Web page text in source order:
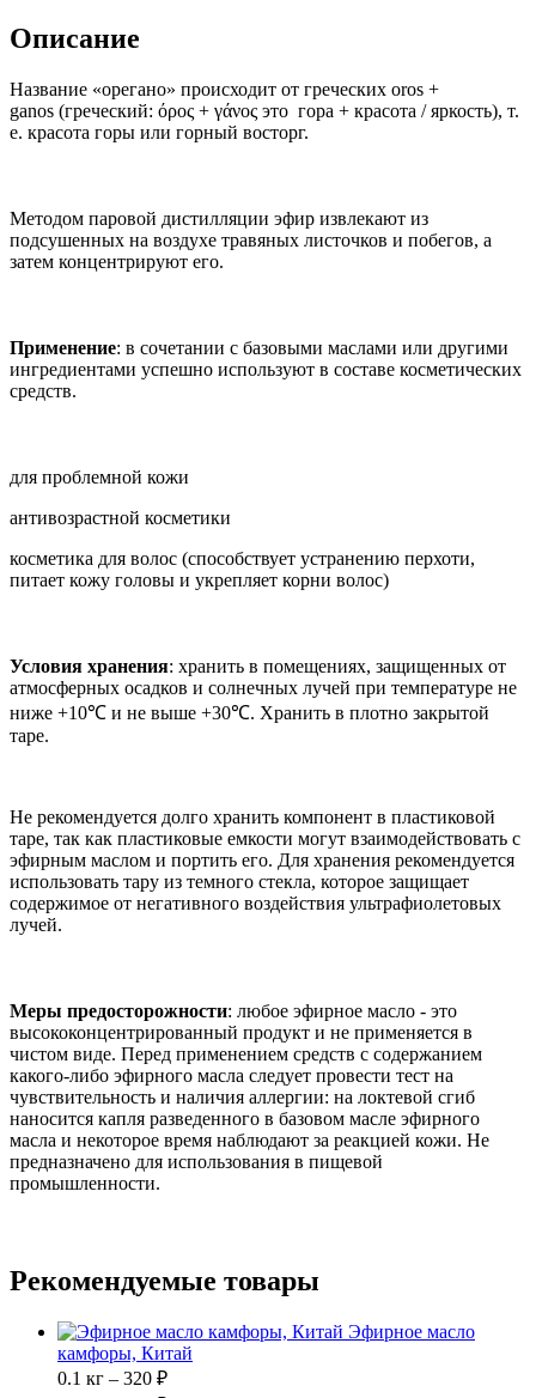
Описание
Название «орегано» происходит от греческих oros +
ganos (греческий: όρος + γάνος это гора + красота / яркость), т.
е. красота горы или горный восторг.
Методом паровой дистилляции эфир извлекают из
подсушенных на воздухе травяных листочков и побегов, а
затем концентрируют его.
Применение: в сочетании с базовыми маслами или другими
ингредиентами успешно используют в составе косметических
средств.
для проблемной кожи
антивозрастной косметики
косметика для волос (способствует устранению перхоти,
питает кожу головы и укрепляет корни волос)
Условия хранения: хранить в помещениях, защищенных от
атмосферных осадков и солнечных лучей при температуре не
ниже +10℃ и не выше +30℃. Хранить в плотно закрытой
таре.
Не рекомендуется долго хранить компонент в пластиковой
таре, так как пластиковые емкости могут взаимодействовать с
эфирным маслом и портить его. Для хранения рекомендуется
использовать тару из темного стекла, которое защищает
содержимое от негативного воздействия ультрафиолетовых
лучей.
Меры предосторожности: любое эфирное масло - это
высококонцентрированный продукт и не применяется в
чистом виде. Перед применением средств с содержанием
какого-либо эфирного масла следует провести тест на
чувствительность и наличия аллергии: на локтевой сгиб
наносится капля разведенного в базовом масле эфирного
масла и некоторое время наблюдают за реакцией кожи. Не
предназначено для использования в пищевой
промышленности.
Рекомендуемые товары
Эфирное масло
камфоры, Китай
0.1 кг – 320 ₽